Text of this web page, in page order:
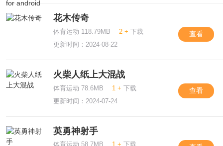
花木传奇
体育运动 118.79MB 2 + 下载
更新时间：2024-08-22
查看
火柴人纸上大混战
体育运动 78.6MB 1 + 下载
更新时间：2024-07-24
查看
英勇神射手
体育运动 58.7MB 1 + 下载